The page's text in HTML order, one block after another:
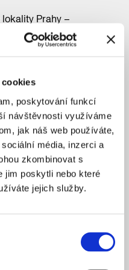
cookies
poskytování funkcí
návštěvnosti využíváme
jak náš web používáte,
média, inzerci a
zkombinovat s
jim poskytli nebo které
jejich služby.
Prahy –
na Rohanském
která prochází postupnou
Na karlínské straně je
na té
Bubenského nábřeží.
Štvanice podle návrhu
propojení Holešovic
pro obyvatele těchto
pohodlně zkrátit
se navíc díky lávce
pro relaxaci všech
ředitel IPR Praha
bude možné realizovat